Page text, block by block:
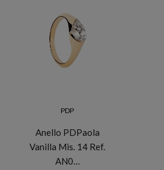
PDP
Anello PDPaola
Vanilla Mis. 14 Ref.
AN0…